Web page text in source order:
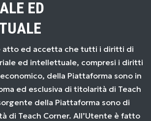
ED
atto ed accetta che tutti i diritti di
ed intellettuale, compresi i diritti
della Piattaforma sono in
ed esclusiva di titolarità di Teach
della Piattaforma sono di
di Teach Corner. All’Utente è fatto